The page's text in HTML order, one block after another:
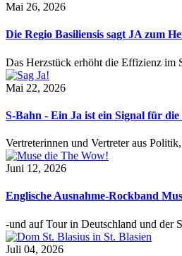
Mai 26, 2026
Die Regio Basiliensis sagt JA zum
Das Herzstück erhöht die Effizienz im
Mai 22, 2026
S-Bahn - Ein Ja ist ein Signal für
Vertreterinnen und Vertreter aus
Juni 12, 2026
Englische Ausnahme-Rockband
-und auf Tour in Deutschland und der
Juli 04, 2026